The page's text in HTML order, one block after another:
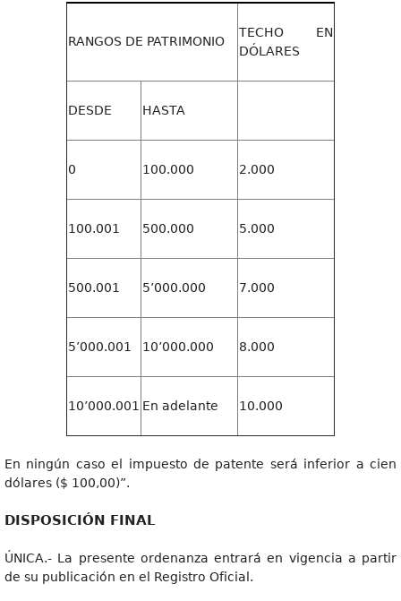
RANGOS DE PATRIMONIO
TECHO EN
DÓLARES
DESDE HASTA
0 100.000 2.000
100.001 500.000 5.000
500.001 5’000.000 7.000
5’000.001 10’000.000 8.000
10’000.001 En adelante 10.000
En ningún caso el impuesto de patente será inferior a cien
dólares ($ 100,00)”.
DISPOSICIÓN FINAL
ÚNICA.- La presente ordenanza entrará en vigencia a partir
de su publicación en el Registro Oficial.